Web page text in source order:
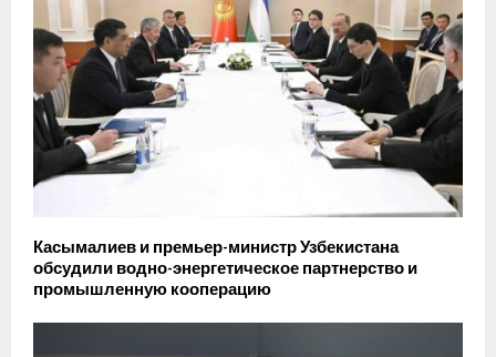
Касымалиев и премьер-министр Узбекистана
обсудили водно-энергетическое партнерство и
промышленную кооперацию